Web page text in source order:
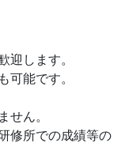
迎します。
可能です。
せん。
修所での成績等の